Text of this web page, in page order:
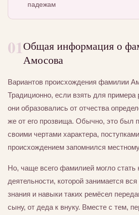
падежам
01Общая информация о
Амосова
Вариантов происхождения фамилии
Традиционно, если взять для
они образовались от отчества
же от его прозвища. Обычно, это был
своими чертами характера,
происхождением запомнился
Но, чаще всего фамилией могло стать
деятельности, которой занимается
знания и навыки таких ремёсел
сыну, от деда к внуку. Вместе с тем,